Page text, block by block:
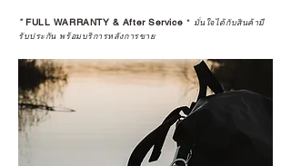
*FULL WARRANTY & After Service * มั่นใจได้กับสินค้ามี
รับประกัน พร้อมบริการหลังการขาย